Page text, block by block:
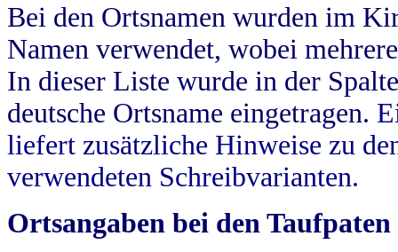
Bei den Ortsnamen wurden im
Namen verwendet, wobei
In dieser Liste wurde in der
deutsche Ortsname eingetragen.
liefert zusätzliche Hinweise zu
verwendeten Schreibvarianten.
Ortsangaben bei den Taufpaten